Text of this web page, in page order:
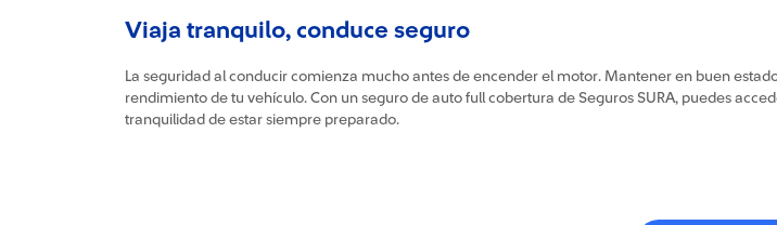
Viaja tranquilo, conduce seguro
La seguridad al conducir comienza mucho antes de encender el motor. Mantener en buen
rendimiento de tu vehículo. Con un seguro de auto full cobertura de Seguros SURA, puedes
tranquilidad de estar siempre preparado.